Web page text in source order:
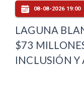
08-08-2026 19:00
LAGUNA
$73
INCLUSIÓN Y